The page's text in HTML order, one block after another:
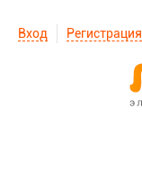
Вход Регистрация